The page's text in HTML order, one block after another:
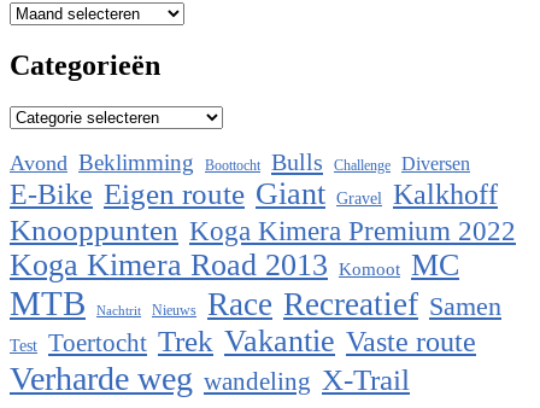
Archieven
Categorieën
Categorieën
Avond Beklimming Boottocht Bulls Challenge Diversen
E-Bike Eigen route Giant Gravel Kalkhoff
Knooppunten Koga Kimera Premium 2022
Koga Kimera Road 2013 Komoot MC
MTB Nachtrit Nieuws Race Recreatief Samen
Test Toertocht Trek Vakantie Vaste route
Verharde weg wandeling X-Trail